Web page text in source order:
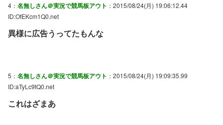
4： 名無しさん＠実況で競馬板アウト ：2015/08/24(月) 19:06:12.44
ID:OfEKcm1Q0.net
異様に広告うってたもんな
5： 名無しさん＠実況で競馬板アウト ：2015/08/24(月) 19:09:35.99
ID:aTyLc9tQ0.net
これはざまあ